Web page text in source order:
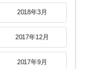
2018年3月
2017年12月
2017年9月